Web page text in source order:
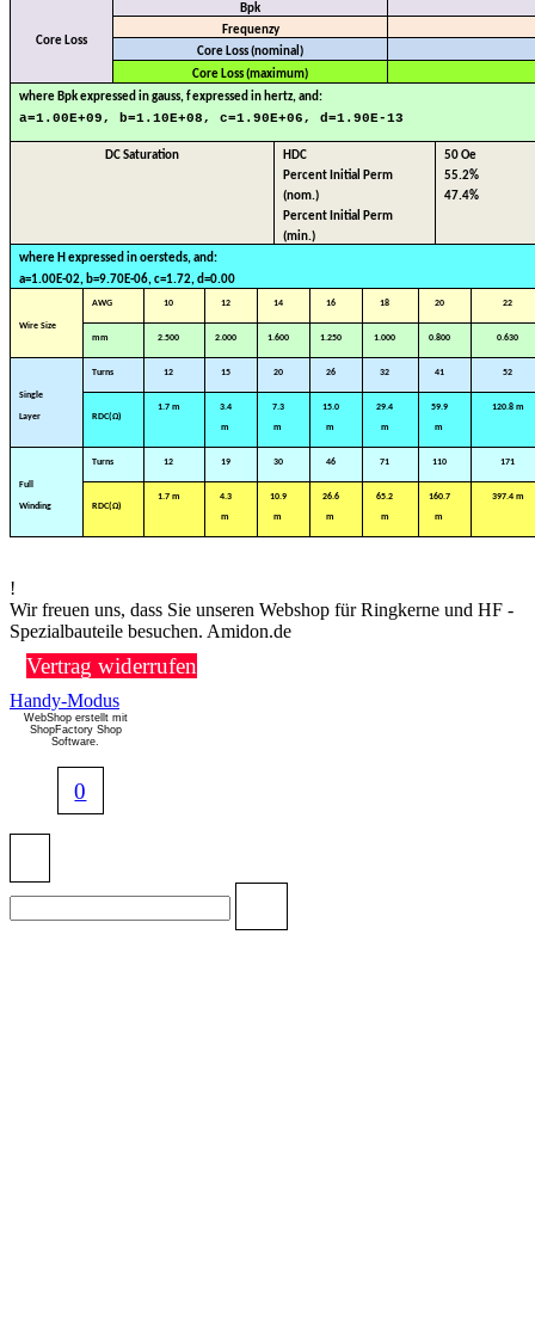
Core Loss
Bpk
Frequenzy
Core Loss (nominal)
Core Loss (maximum)
where Bpk expressed in gauss, f expressed in hertz, and:
a=1.00E+09, b=1.10E+08, c=1.90E+06, d=1.90E-13
DC Saturation
HDC
Percent Initial Perm
(nom.)
Percent Initial Perm
(min.)
50Oe
55.2%
47.4%
where H expressed in oersteds, and:
a=1.00E-02, b=9.70E-06, c=1.72, d=0.00
Wire Size
AWG 10 12 14 16 18 20 22
mm 2.500 2.000 1.600 1.250 1.000 0.800 0.630
Single
Layer
Turns 12 15 20 26 32 41 52
RDC(Ω)
1.7 m 3.4
m
7.3
m
15.0
m
29.4
m
59.9
m
120.8 m
Full
Winding
Turns 12 19 30 46 71 110 171
RDC(Ω)
1.7 m 4.3
m
10.9
m
26.6
m
65.2
m
160.7
m
397.4 m
!
Wir freuen uns, dass Sie unseren Webshop für Ringkerne und HF -
Spezialbauteile besuchen. Amidon.de
Vertrag widerrufen
Handy-Modus
WebShop erstellt mit
ShopFactory Shop
Software.
0